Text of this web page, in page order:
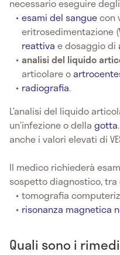
necessario eseguire degli
esami del sanguecon
eritrosedimentazione (
reattiva e dosaggio di
analisi del liquido
articolare o
radiografia.
L’analisi del liquido
un’infezione o della gotta
anche i valori elevati di
Il medico richiederà
sospetto diagnostico, tra
tomografia
risonanza magnetica
Quali sono i